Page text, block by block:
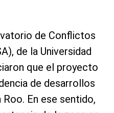
de Conflictos
de la Universidad
que el proyecto
de desarrollos
En ese sentido,